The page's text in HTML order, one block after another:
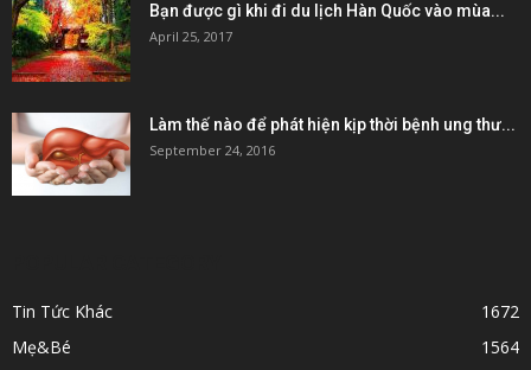
Bạn được gì khi đi du lịch Hàn Quốc vào mùa...
April 25, 2017
Làm thế nào để phát hiện kịp thời bệnh ung thư...
September 24, 2016
Tin Tức Khác
1672
Mẹ&Bé
1564